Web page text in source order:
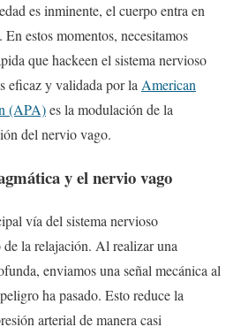
es inminente, el cuerpo entra en
estos momentos, necesitamos
que hackeen el sistema nervioso
eficaz y validada por laAmerican
(APA)es la modulación de la
del nervio vago.
y el nervio vago
vía del sistema nervioso
la relajación. Al realizar una
enviamos una señal mecánica al
ha pasado. Esto reduce la
arterial de manera casi